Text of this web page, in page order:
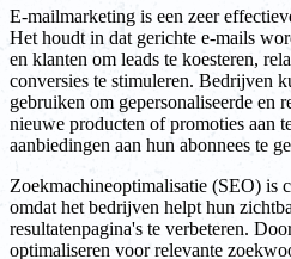
E-mailmarketing is een zeer
Het houdt in dat gerichte e-mails
en klanten om leads te koesteren,
conversies te stimuleren. Bedrijven
gebruiken om gepersonaliseerde en
nieuwe producten of promoties aan
aanbiedingen aan hun abonnees te
Zoekmachineoptimalisatie (SEO) is
omdat het bedrijven helpt hun
resultatenpagina's te verbeteren.
optimaliseren voor relevante